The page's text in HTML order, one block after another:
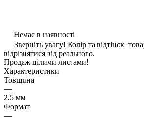
Немає в наявності
Зверніть увагу! Колір та відтінок
відрізнятися від реального.
Продаж цілими листами!
Характеристики
Товщина
—
2,5 мм
Формат
—